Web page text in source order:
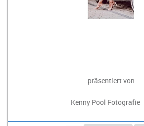
präsentiert von
Kenny Pool Fotografie